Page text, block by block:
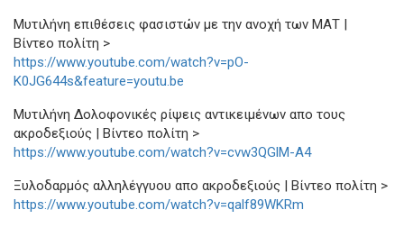
Μυτιλήνη επιθέσεις φασιστών με την ανοχή των ΜΑΤ |
Βίντεο πολίτη >
https://www.youtube.com/watch?v=pO-
K0JG644s&feature=youtu.be
Μυτιλήνη Δολοφονικές ρίψεις αντικειμένων απο τους
ακροδεξιούς | Βίντεο πολίτη >
https://www.youtube.com/watch?v=cvw3QGlM-A4
Ξυλοδαρμός αλληλέγγυου απο ακροδεξιούς | Βίντεο πολίτη >
https://www.youtube.com/watch?v=qalf89WKRm